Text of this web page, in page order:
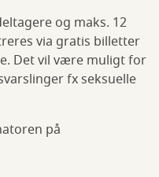
og maks. 12
via gratis billetter
Det vil være muligt for
fx seksuelle
på